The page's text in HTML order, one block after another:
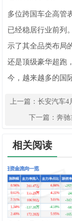
多位跨国车企高管
已经稳居行业前列
示了其全品类布局
还是顶级豪华超跑
今，越来越多的国
上一篇：长安汽车4
下一篇： 奔驰
相关阅读